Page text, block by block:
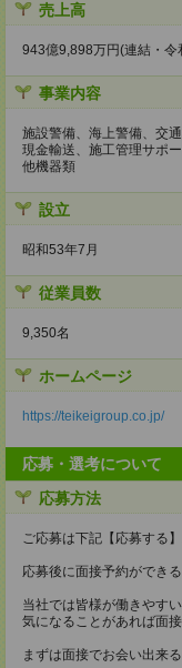
売上高
943億9,898万円(連結・令
事業内容
施設警備、海上警備、交
現金輸送、施工管理サポ
他機器類
設立
昭和53年7月
従業員数
9,350名
ホームページ
https://teikeigroup.co.jp/
応募・選考について
応募方法
ご応募は下記【応募する
応募後に面接予約ができ
当社では皆様が働きやす
気になることがあれば面
まずは面接でお会い出来